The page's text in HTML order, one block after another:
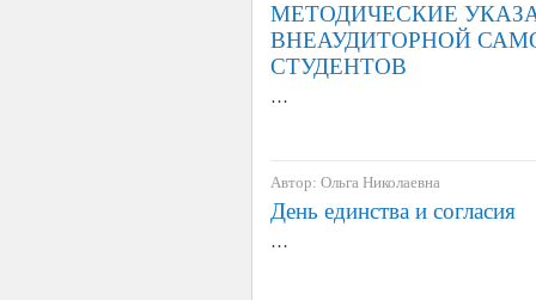
МЕТОДИЧЕСКИЕ
ВНЕАУДИТОРНОЙ
СТУДЕНТОВ
…
Автор: Ольга Николаевна
День единства и согласия
…